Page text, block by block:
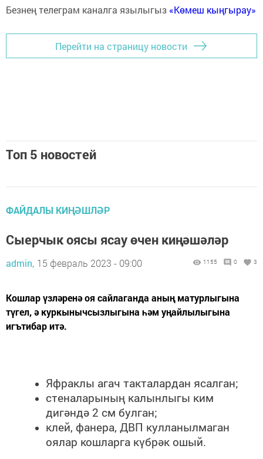
Безнең телеграм каналга язылыгыз «Көмеш кыңгырау»
Перейти на страницу новости
Топ 5 новостей
ФАЙДАЛЫ КИҢӘШЛӘР
Сыерчык оясы ясау өчен киңәшәләр
admin, 15 февраль 2023 - 09:00 1155 0 3
Кошлар үзләренә оя сайлаганда аның матурлыгына
түгел, ә куркынычсызлыгына һәм уңайлылыгына
игътибар итә.
Яфраклы агач такталардан ясалган;
стеналарының калынлыгы ким
дигәндә 2 см булган;
клей, фанера, ДВП кулланылмаган
оялар кошларга күбрәк ошый.